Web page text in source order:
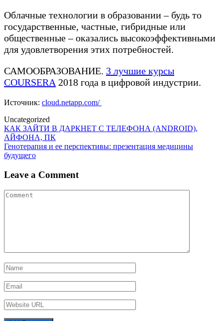
Облачные технологии в образовании – будь то
государственные, частные, гибридные или
общественные – оказались высокоэффективными
для удовлетворения этих потребностей.
САМООБРАЗОВАНИЕ. 3 лучшие курсы
COURSERA 2018 года в цифровой индустрии.
Источник: cloud.netapp.com/
Uncategorized
Post
navigation
КАК ЗАЙТИ В ДАРКНЕТ С ТЕЛЕФОНА (ANDROID),
АЙФОНА, ПК
Генотерапия и ее перспективы: презентация медицины
будущего
Leave a Comment